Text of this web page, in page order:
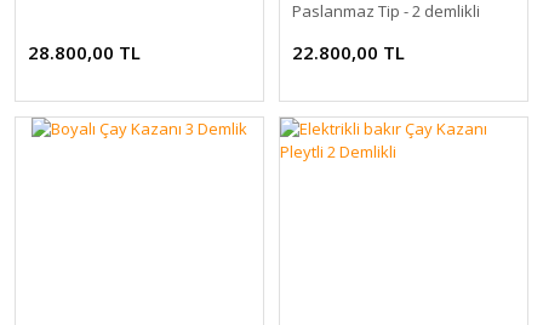
28.800,00 TL
Paslanmaz Tip - 2 demlikli
22.800,00 TL